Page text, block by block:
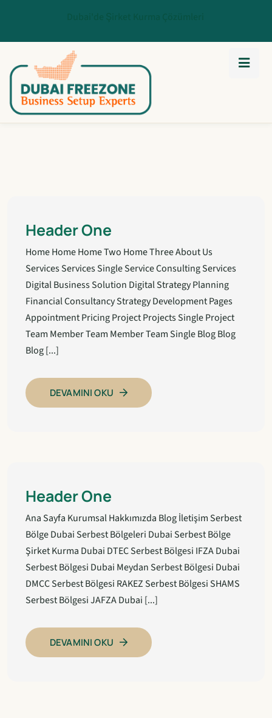
Header One
Home Home Home Two Home Three About Us
Services Services Single Service Consulting Services
Digital Business Solution Digital Strategy Planning
Financial Consultancy Strategy Development Pages
Appointment Pricing Project Projects Single Project
Team Member Team Member Team Single Blog Blog
Blog [...]
DEVAMINI OKU
Header One
Ana Sayfa Kurumsal Hakkımızda Blog İletişim Serbest
Bölge Dubai Serbest Bölgeleri Dubai Serbest Bölge
Şirket Kurma Dubai DTEC Serbest Bölgesi IFZA Dubai
Serbest Bölgesi Dubai Meydan Serbest Bölgesi Dubai
DMCC Serbest Bölgesi RAKEZ Serbest Bölgesi SHAMS
Serbest Bölgesi JAFZA Dubai [...]
DEVAMINI OKU